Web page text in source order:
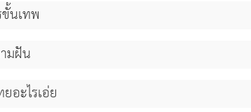
นเทพ
มฝัน
อะไรเอ่ย